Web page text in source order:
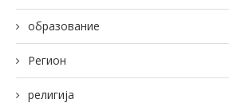
образование
Регион
религија